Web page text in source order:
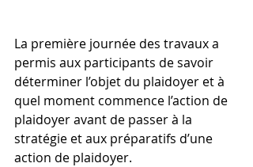
La première journée des travaux a
permis aux participants de savoir
déterminer l’objet du plaidoyer et à
quel moment commence l’action de
plaidoyer avant de passer à la
stratégie et aux préparatifs d’une
action de plaidoyer.